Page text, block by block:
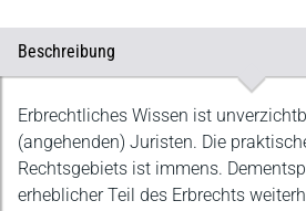
Beschreibung
Beschreibung
Erbrechtliches Wissen ist
(angehenden) Juristen. Die
Rechtsgebiets ist immens.
erheblicher Teil des Erbrechts